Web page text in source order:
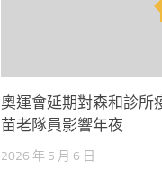
奧運會延期對森和診所
苗老隊員影響年夜
2026 年 5 月 6 日